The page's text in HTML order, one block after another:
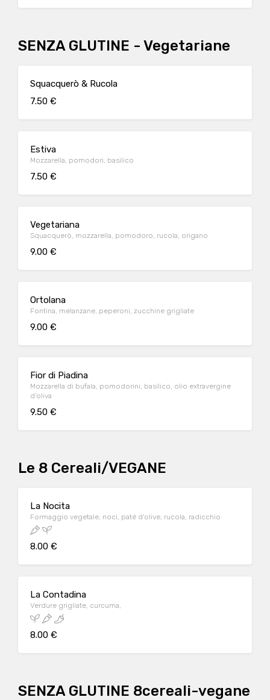
SENZA GLUTINE - Vegetariane
Squacquerò & Rucola
7.50 €
Estiva
Mozzarella, pomodori, basilico
7.50 €
Vegetariana
Squacquerò, mozzarella, pomodoro, rucola, origano
9.00 €
Ortolana
Fontina, melanzane, peperoni, zucchine grigliate
9.00 €
Fior di Piadina
Mozzarella di bufala, pomodorini, basilico, olio extravergine
d'oliva
9.50 €
Le 8 Cereali/VEGANE
La Nocita
Formaggio vegetale, noci, paté d'olive, rucola, radicchio
8.00 €
La Contadina
Verdure grigliate, curcuma,
8.00 €
SENZA GLUTINE 8cereali-vegane